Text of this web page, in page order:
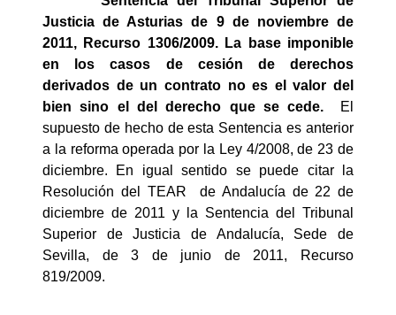
Justicia de Asturias de 9 de noviembre de
2011, Recurso 1306/2009. La base imponible
en los casos de cesión de derechos
derivados de un contrato no es el valor del
bien sino el del derecho que se cede.
El
supuesto de hecho de esta Sentencia es anterior
a la reforma operada por la Ley 4/2008, de 23 de
diciembre. En igual sentido se puede citar la
Resolución del TEAR
de Andalucía de 22 de
diciembre de 2011 y la Sentencia del Tribunal
Superior de Justicia de Andalucía, Sede de
Sevilla, de 3 de junio de 2011, Recurso
819/2009.